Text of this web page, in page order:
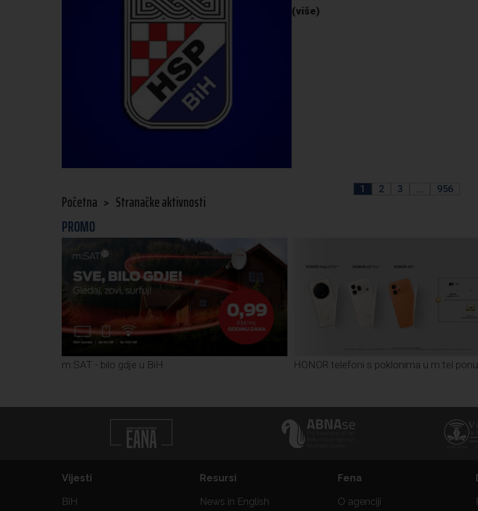
(više)
1 2 3 ... 956
Početna > Stranačke aktivnosti
PROMO
m:SAT - bilo gdje u BiH HONOR telefoni s poklonima u m:tel
Vijesti
BiH
Resursi
News in English
Fena
O agenciji